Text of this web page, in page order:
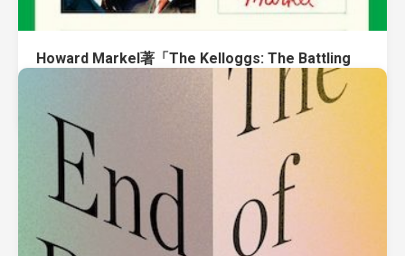
Howard Markel著「The Kelloggs: The Battling
March 20, 2022